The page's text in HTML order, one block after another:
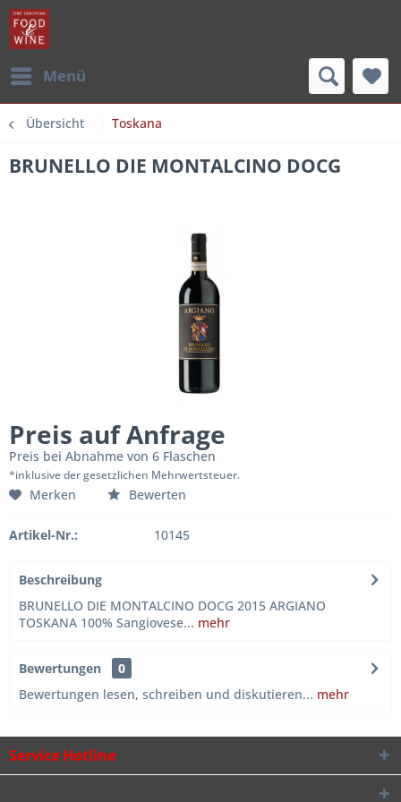
Menü
Übersicht Toskana
BRUNELLO DIE MONTALCINO DOCG
Preis auf Anfrage
Preis bei Abnahme von 6 Flaschen
*inklusive der gesetzlichen Mehrwertsteuer.
Merken Bewerten
Artikel-Nr.: 10145
Beschreibung
BRUNELLO DIE MONTALCINO DOCG 2015 ARGIANO
TOSKANA 100% Sangiovese... mehr
Bewertungen
0
Bewertungen lesen, schreiben und diskutieren... mehr
Service Hotline